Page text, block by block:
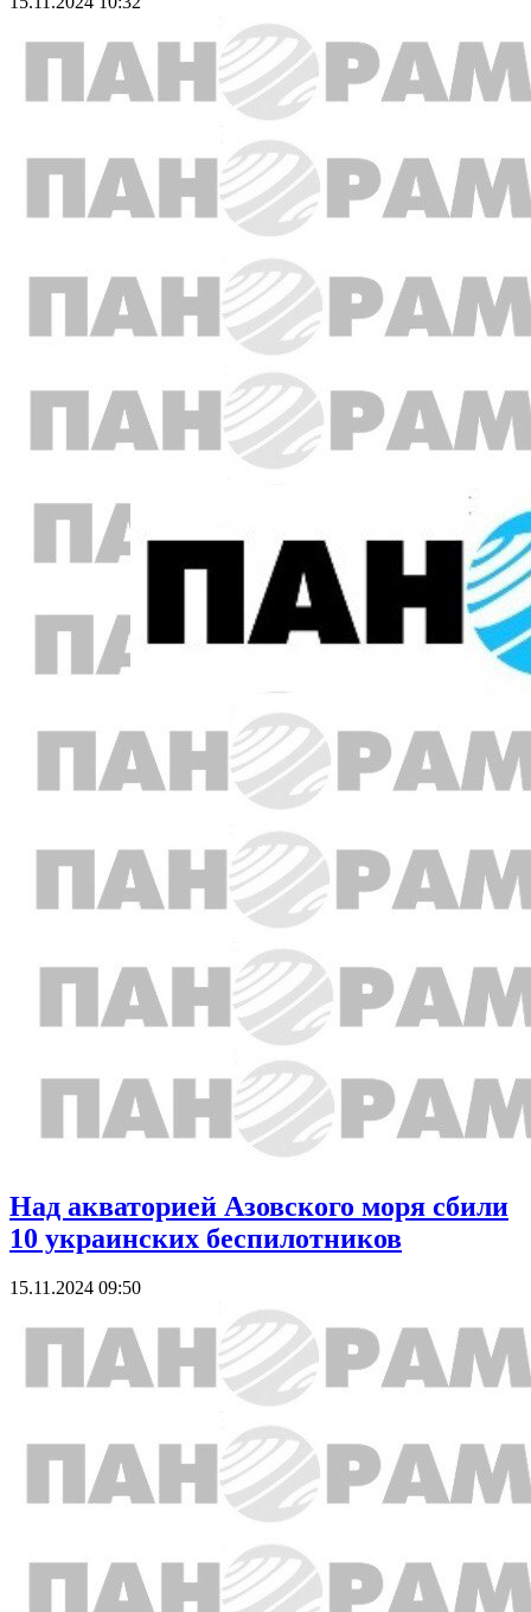
Над акваторией Азовского моря сбили
10 украинских беспилотников
15.11.2024 09:50